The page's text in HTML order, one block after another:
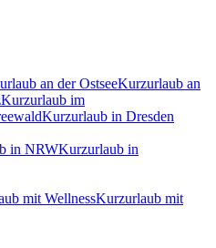
an der OstseeKurzurlaub an
Kurzurlaub im
Kurzurlaub in Dresden
in NRWKurzurlaub in
mit WellnessKurzurlaub mit